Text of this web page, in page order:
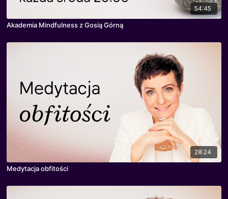
54:45
Akademia Mindfulness z Gosią Górną
28:24
Medytacja obfitości